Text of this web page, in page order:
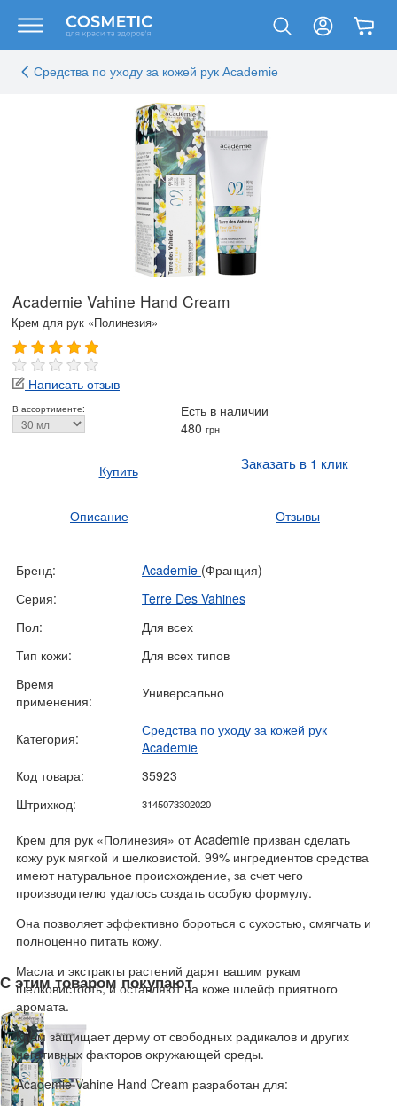
Средства по уходу за кожей рук Academie
Academie Vahine Hand Cream
Крем для рук «Полинезия»
Написать отзыв
В ассортименте:
Есть в наличии
480 грн
Купить Заказать в 1 клик
Описание Отзывы
Бренд: Academie (Франция)
Серия:
Terre Des Vahines
Пол:
Для всех
Тип кожи:
Для всех типов
Время
применения:
Универсально
Категория:
Средства по уходу за кожей рук
Academie
Код товара:
35923
Штрихкод:
3145073302020
Крем для рук «Полинезия» от Academie призван сделать
кожу рук мягкой и шелковистой. 99% ингредиентов средства
имеют натуральное происхождение, за счет чего
производителю удалось создать особую формулу.
Она позволяет эффективно бороться с сухостью, смягчать и
полноценно питать кожу.
Масла и экстракты растений дарят вашим рукам
шелковистость, и оставляют на коже шлейф приятного
аромата.
Крем защищает дерму от свободных радикалов и других
негативных факторов окружающей среды.
Academie Vahine Hand Cream разработан для:
С этим товаром покупают